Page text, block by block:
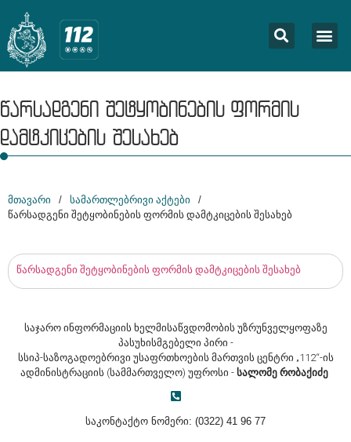
წარსადგენი შეტყობინების ფორმის
დამტკიცების შესახებ
მთავარი / სამართლებრივი აქტები
/
წარსადგენი შეტყობინების ფორმის დამტკიცების შესახებ
წარსადგენი შეტყობინების ფორმის დამტკიცების შესახებ
საჯარო ინფორმაციის ხელმისაწვდომობის უზრუნველყოფაზე
პასუხისმგებელი პირი -
სსიპ-საზოგადოებრივი უსაფრთხოების მართვის ცენტრი „112“-ის
ადმინისტრაციის (სამმართველო) უფროსი - სალომე რობაქიძე
საკონტაქტო ნომერი: (0322) 41 96 77